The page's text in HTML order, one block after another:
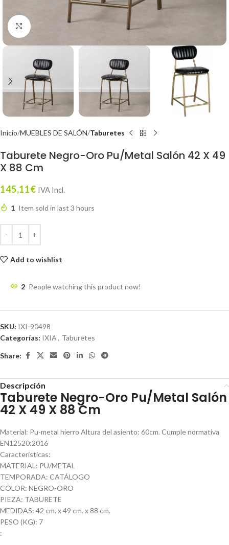
Click to enlarge
Inicio MUEBLES DE SALÓN Taburetes
Taburete Negro-Oro Pu/Metal Salón 42 X 49
X 88 Cm
145,11€ IVA Incl.
1 Item sold in last 3 hours
Add to wishlist
2 People watching this product now!
SKU: IXI-90498
Categorías: IXIA, Taburetes
Share:
Descripción
Taburete Negro-Oro Pu/Metal Salón
42 X 49 X 88 Cm
Material: Pu-metal hierro Altura del asiento: 60cm. Cumple normativa
EN12520:2016
Características:
MATERIAL: PU/METAL
TEMPORADA: CATÁLOGO
COLOR: NEGRO-ORO
PIEZA: TABURETE
MEDIDAS: 42 cm. x 49 cm. x 88 cm.
PESO (KG): 7
: